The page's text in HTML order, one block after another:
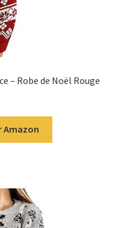
– Robe de Noël Rouge
Amazon